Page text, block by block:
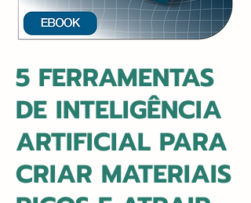
5 FERRAMENTAS
DE INTELIGÊNCIA
ARTIFICIAL PARA
CRIAR MATERIAIS